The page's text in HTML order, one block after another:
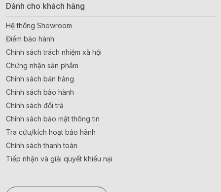
Dành cho khách hàng
Hệ thống Showroom
Điểm bảo hành
Chính sách trách nhiệm xã hội
Chứng nhận sản phẩm
Chính sách bán hàng
Chính sách bảo hành
Chính sách đổi trả
Chính sách bảo mật thông tin
Tra cứu/kích hoạt bảo hành
Chính sách thanh toán
Tiếp nhận và giải quyết khiếu nại